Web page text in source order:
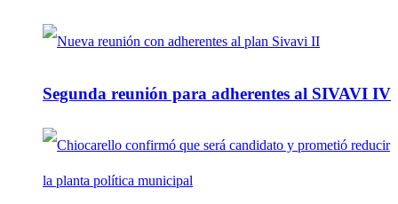
Segunda reunión para adherentes al SIVAVI IV